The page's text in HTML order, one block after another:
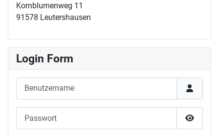
Kornblumenweg 11
91578 Leutershausen
Login Form